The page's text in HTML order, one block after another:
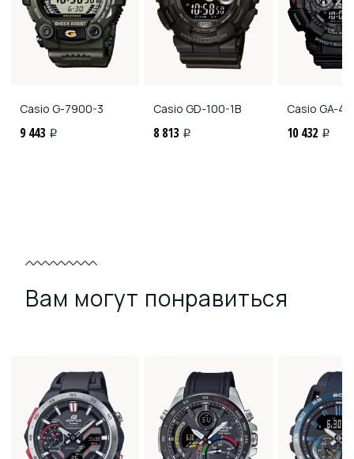
Casio G-7900-3
9 443 i
Casio GD-100-1B
8 813 i
Casio GA-
10 432 i
Вам могут понравиться